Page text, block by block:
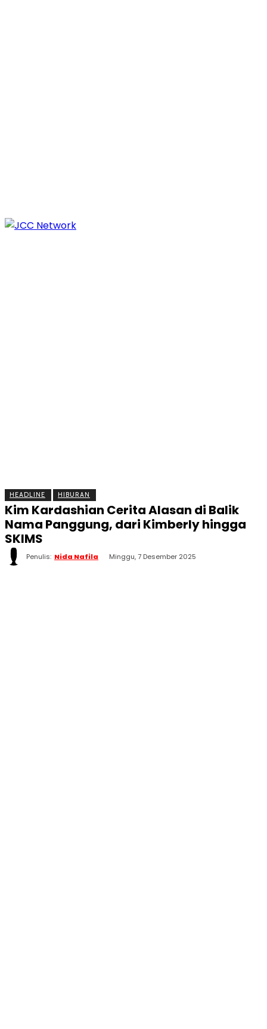
HEADLINE HIBURAN
Kim Kardashian Cerita Alasan di Balik
Nama Panggung, dari Kimberly hingga
SKIMS
Penulis: Nida Nafila Minggu, 7 Desember 2025